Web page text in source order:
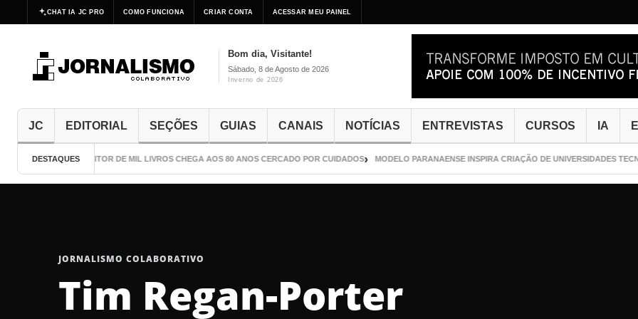
CHAT IA JC PRO COMO FUNCIONA CRIAR CONTA ACESSAR MEU PAINEL
Bom dia, Visitante!
Sábado, 8 de Agosto de 2026
Inverno de 2026
JC EDITORIAL SEÇÕES GUIAS CANAIS NOTÍCIAS ENTREVISTAS CURSOS IA
DESTAQUES
O ESCRITOR DE MIL LIVROS CHEGA AOS 80 ANOS CERCADO POR CUIDADOS MODELO PARANAENSE INSPIRA CRIAÇÃO DE UNIVERSIDADES
JORNALISMO COLABORATIVO
Tim Regan-Porter